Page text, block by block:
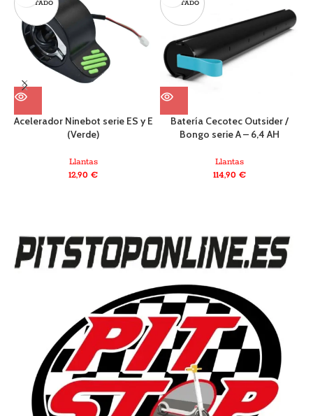
AGOTADO
Acelerador Ninebot serie ES y E
(Verde)
Llantas
12,90€
AGOTADO
Batería Cecotec Outsider /
Bongo serie A – 6,4 AH
Llantas
114,90 €